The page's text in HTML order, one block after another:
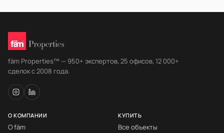
fäm Properties™ — 950+ экспертов, 25 офисов, 12 000+
сделок с 2008 года.
О КОМПАНИИ
О fäm
КУПИТЬ
Все объекты